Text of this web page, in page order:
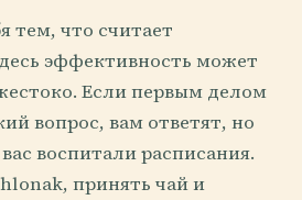
тем, что считает
эффективность может
Если первым делом
вопрос, вам ответят, но
воспитали расписания.
принять чай и